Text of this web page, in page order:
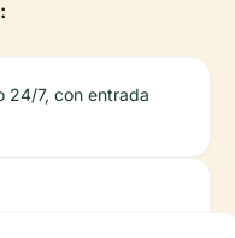
24/7, con entrada